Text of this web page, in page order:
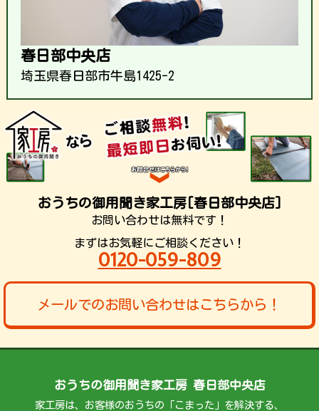
春日部中央店
埼玉県春日部市牛島1425-2
おうちの御用聞き家工房[春日部中央店]
お問い合わせは無料です！
まずはお気軽にご相談ください！
0120-059-809
メールでのお問い合わせはこちらから！
おうちの御用聞き家工房 春日部中央店
家工房は、お客様のおうちの「こまった」を解決する、